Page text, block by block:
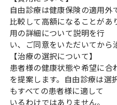
自由診療は健康保険の適用外
比較して高額になることがあ
用の詳細について説明を行
い、ご同意をいただいてから
【治療の選択について】
患者様の健康状態や希望に合
を提案します。自由診療は選
もすべての患者様に適して
いるわけではありません。